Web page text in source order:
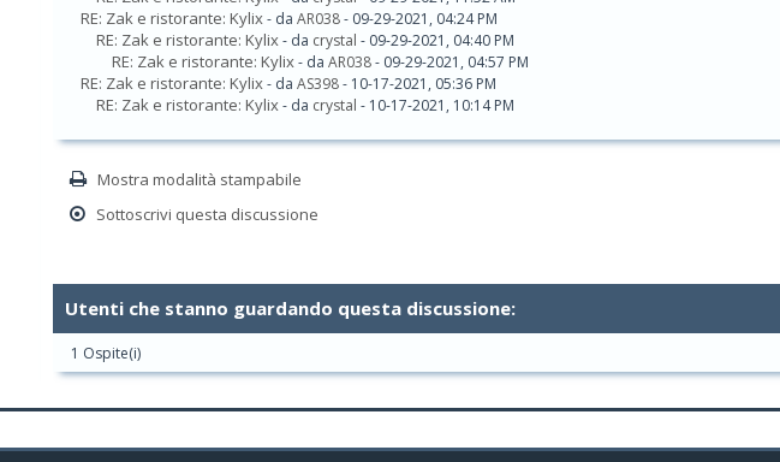
RE: Zak e ristorante: Kylix- da AR038- 09-29-2021, 04:24 PM
RE: Zak e ristorante: Kylix- da crystal - 09-29-2021, 04:40 PM
RE: Zak e ristorante: Kylix- da AR038- 09-29-2021, 04:57 PM
RE: Zak e ristorante: Kylix- da AS398- 10-17-2021, 05:36 PM
RE: Zak e ristorante: Kylix- da crystal - 10-17-2021, 10:14 PM
Mostra modalità stampabile
Sottoscrivi questa discussione
Utenti che stanno guardando questa discussione:
1 Ospite(i)